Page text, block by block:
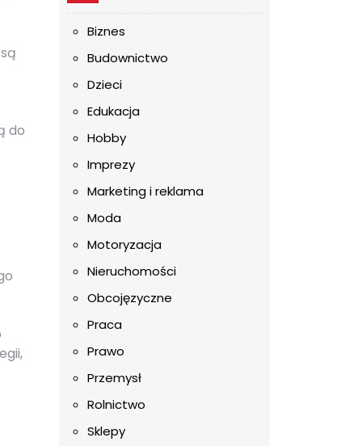
do
Biznes
Budownictwo
Dzieci
Edukacja
Hobby
Imprezy
Marketing i reklama
Moda
Motoryzacja
Nieruchomości
Obcojęzyczne
Praca
Prawo
Przemysł
Rolnictwo
Sklepy